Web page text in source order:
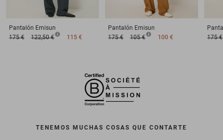
Pantalón Emisun
175 €
122,50 € 115 €
Pantalón Emisun
175 €
105 € 100 €
175 €
TENEMOS MUCHAS COSAS QUE CONTARTE